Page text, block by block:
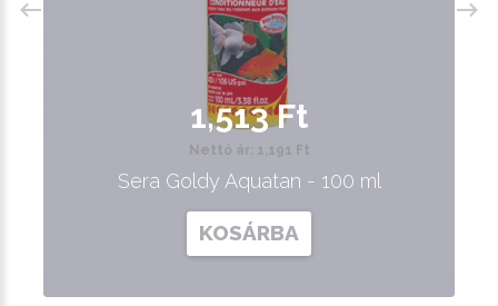
1,513 Ft
Nettó ár: 1,191 Ft
Sera Goldy Aquatan - 100 ml
KOSÁRBA